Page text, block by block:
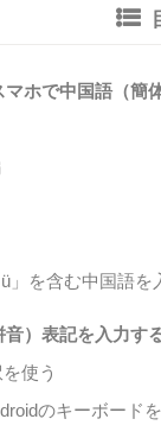
マホで中国語（簡
」を含む中国語を
音）表記を入力す
使う
のキーボード